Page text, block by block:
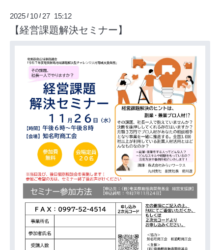
2025 / 10 / 27 15:12
【経営課題解決セミナー】